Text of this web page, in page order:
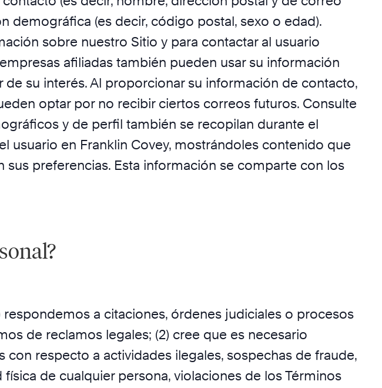
(es decir, código postal, sexo o edad).
sobre nuestro Sitio y para contactar al usuario
afiliadas también pueden usar su información
su interés. Al proporcionar su información de contacto,
optar por no recibir ciertos correos futuros. Consulte
y de perfil también se recopilan durante el
usuario en Franklin Covey, mostrándoles contenido que
preferencias. Esta información se comparte con los
a citaciones, órdenes judiciales o procesos
de reclamos legales; (2) cree que es necesario
respecto a actividades ilegales, sospechas de fraude,
de cualquier persona, violaciones de los Términos